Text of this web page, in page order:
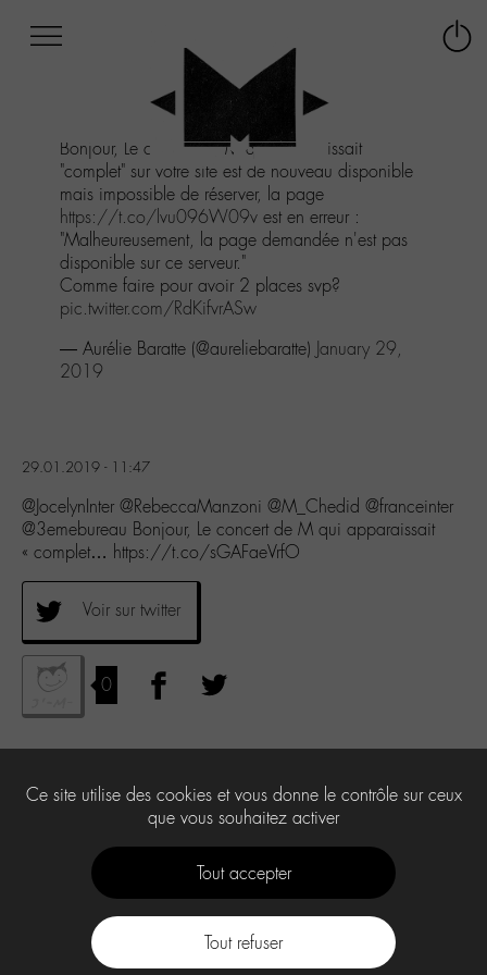
menu
Aller
contenu
Aller
recherche
Bonjour, Le concert de M qui apparaissait
"complet" sur votre site est de nouveau disponible
mais impossible de réserver, la page
https://t.co/lvu096W09v est en erreur :
"Malheureusement, la page demandée n'est pas
disponible sur ce serveur."
Comme faire pour avoir 2 places svp?
pic.twitter.com/RdKifvrASw
— Aurélie Baratte (@aureliebaratte) January 29,
2019
29.01.2019 - 11:47
@JocelynInter @RebeccaManzoni @M_Chedid @franceinter
@3emebureau Bonjour, Le concert de M qui apparaissait
« complet… https://t.co/sGAFaeVrfO
Voir sur twitter
0
Ce site utilise des cookies et vous donne le contrôle sur ceux
que vous souhaitez activer
Tout accepter
Tout refuser